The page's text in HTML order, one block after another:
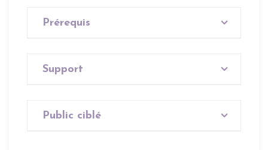
Prérequis
Support
Public ciblé